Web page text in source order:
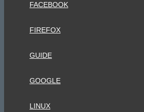
FACEBOOK
FIREFOX
GUIDE
GOOGLE
LINUX